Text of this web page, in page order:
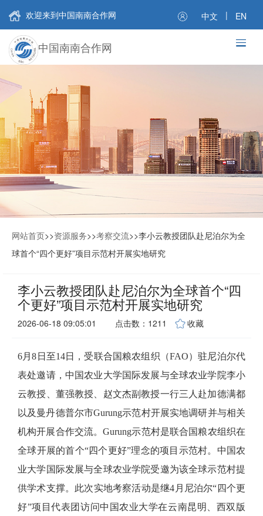
欢迎来到中国南南合作网 中文 | EN
中国南南合作网
网站首页>>资源服务>>考察交流>>李小云教授团队赴尼泊尔为全
球首个“四个更好”项目示范村开展实地研究
李小云教授团队赴尼泊尔为全球首个“四
个更好”项目示范村开展实地研究
2026-06-18 09:05:01 点击数：1211 收藏
6月8日至14日，受联合国粮农组织（FAO）驻尼泊尔代
表处邀请，中国农业大学国际发展与全球农业学院李小
云教授、董强教授、赵文杰副教授一行三人赴加德满都
以及曼丹德普尔市Gurung示范村开展实地调研并与相关
机构开展合作交流。Gurung示范村是联合国粮农组织在
全球开展的首个“四个更好”理念的项目示范村。中国农
业大学国际发展与全球农业学院受邀为该全球示范村提
供学术支撑。此次实地考察活动是继4月尼泊尔“四个更
好”项目代表团访问中国农业大学在云南昆明、西双版